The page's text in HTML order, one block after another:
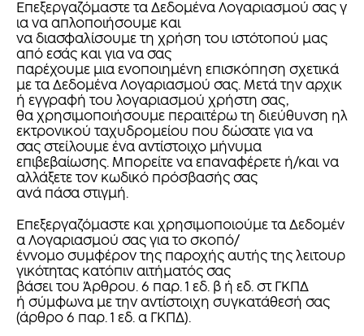
Επεξεργαζόμαστε τα Δεδομένα Λογαριασμού σας γ
ια να απλοποιήσουμε και
να διασφαλίσουμε τη χρήση του ιστότοπού μας
από εσάς και για να σας
παρέχουμε μια ενοποιημένη επισκόπηση σχετικά
με τα Δεδομένα Λογαριασμού σας. Μετά την αρχικ
ή εγγραφή του λογαριασμού χρήστη σας,
θα χρησιμοποιήσουμε περαιτέρω τη διεύθυνση ηλ
εκτρονικού ταχυδρομείου που δώσατε για να
σας στείλουμε ένα αντίστοιχο μήνυμα
επιβεβαίωσης. Μπορείτε να επαναφέρετε ή/και να
αλλάξετε τον κωδικό πρόσβασής σας
ανά πάσα στιγμή.
Επεξεργαζόμαστε και χρησιμοποιούμε τα Δεδομέν
α Λογαριασμού σας για το σκοπό/
έννομο συμφέρον της παροχής αυτής της λειτουρ
γικότητας κατόπιν αιτήματός σας
βάσει του Άρθρου. 6 παρ. 1 εδ. β ή εδ. στ ΓΚΠΔ
ή σύμφωνα με την αντίστοιχη συγκατάθεσή σας
(άρθρο 6 παρ. 1 εδ. α ΓΚΠΔ).